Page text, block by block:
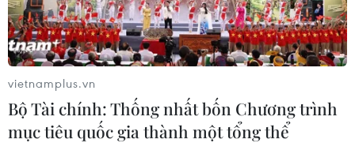
vietnamplus.vn
Bộ Tài chính: Thống nhất bốn Chương trình
mục tiêu quốc gia thành một tổng thể